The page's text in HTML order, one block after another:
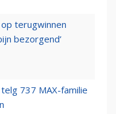
terugwinnen
bezorgend’
737 MAX-familie